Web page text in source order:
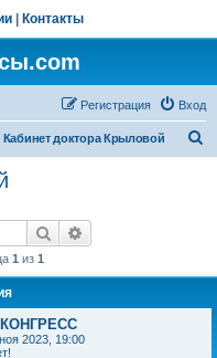
Контакты
Вход
Регистрация
Кабинет доктора Крыловой
Поиск
1 из 1
2023, 19:00